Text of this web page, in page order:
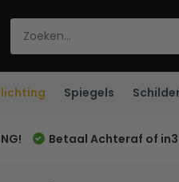
Spiegels
Betaal Achteraf of